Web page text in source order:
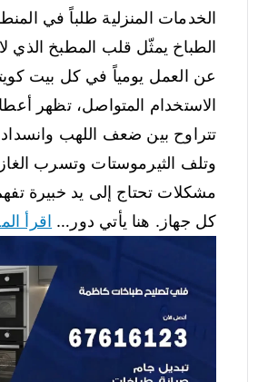
الخدمات المنزلية طلباً في
الطباخ يمثّل قلب المطبخ الذي
عن العمل يومياً في كل بيت
الاستخدام المتواصل، تظهر
تتراوح بين ضعف اللهب وانسداد
وتلف الثيرموستات وتسرب
مشكلات تحتاج إلى يد خبيرة
كل جهاز. هنا يأتي دور… اقرأ